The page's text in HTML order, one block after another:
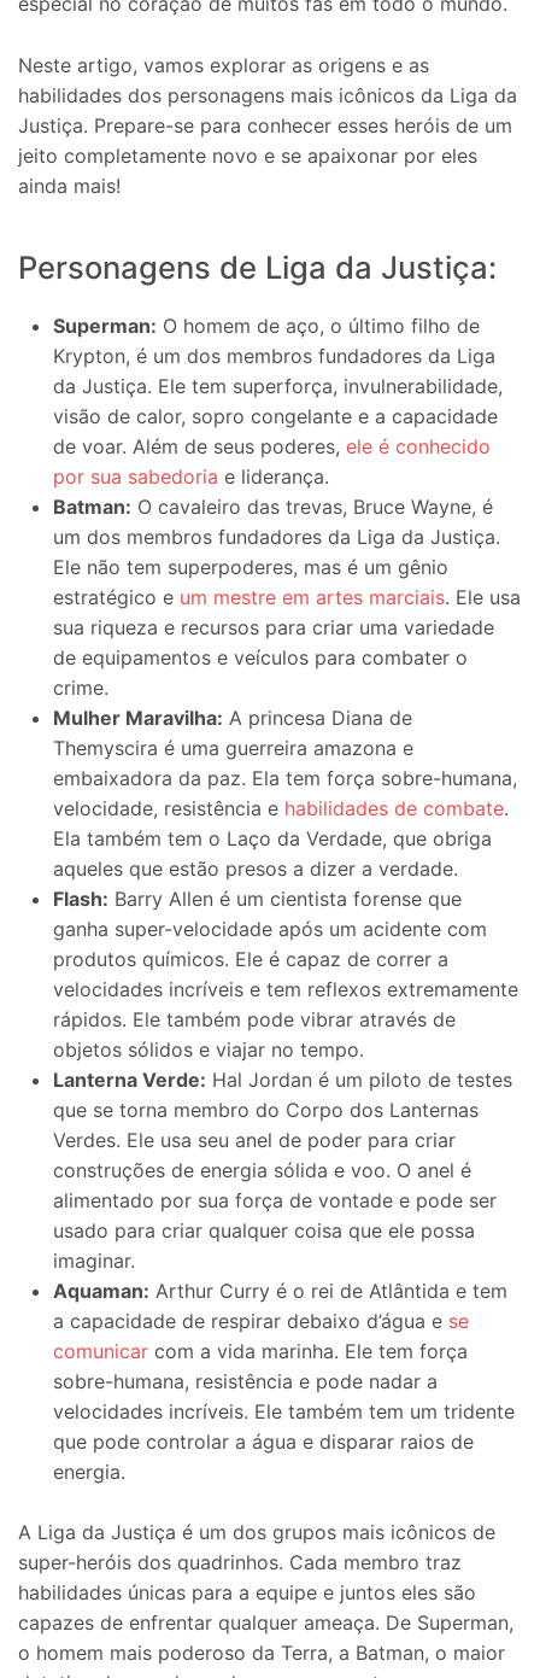
Neste artigo, vamos explorar as origens e as
habilidades dos personagens mais icônicos da Liga da
Justiça. Prepare-se para conhecer esses heróis de um
jeito completamente novo e se apaixonar por eles
ainda mais!
Personagens de Liga da Justiça:
Superman: O homem de aço, o último filho de
Krypton, é um dos membros fundadores da Liga
da Justiça. Ele tem superforça, invulnerabilidade,
visão de calor, sopro congelante e a capacidade
de voar. Além de seus poderes, ele é conhecido
por sua sabedoria e liderança.
Batman: O cavaleiro das trevas, Bruce Wayne, é
um dos membros fundadores da Liga da Justiça.
Ele não tem superpoderes, mas é um gênio
estratégico e um mestre em artes marciais. Ele usa
sua riqueza e recursos para criar uma variedade
de equipamentos e veículos para combater o
crime.
Mulher Maravilha: A princesa Diana de
Themyscira é uma guerreira amazona e
embaixadora da paz. Ela tem força sobre-humana,
velocidade, resistência e habilidades de combate.
Ela também tem o Laço da Verdade, que obriga
aqueles que estão presos a dizer a verdade.
Flash: Barry Allen é um cientista forense que
ganha super-velocidade após um acidente com
produtos químicos. Ele é capaz de correr a
velocidades incríveis e tem reflexos extremamente
rápidos. Ele também pode vibrar através de
objetos sólidos e viajar no tempo.
Lanterna Verde: Hal Jordan é um piloto de testes
que se torna membro do Corpo dos Lanternas
Verdes. Ele usa seu anel de poder para criar
construções de energia sólida e voo. O anel é
alimentado por sua força de vontade e pode ser
usado para criar qualquer coisa que ele possa
imaginar.
Aquaman: Arthur Curry é o rei de Atlântida e tem
a capacidade de respirar debaixo d’água e se
comunicarcom a vida marinha. Ele tem força
sobre-humana, resistência e pode nadar a
velocidades incríveis. Ele também tem um tridente
que pode controlar a água e disparar raios de
energia.
A Liga da Justiça é um dos grupos mais icônicos de
super-heróis dos quadrinhos. Cada membro traz
habilidades únicas para a equipe e juntos eles são
capazes de enfrentar qualquer ameaça. De Superman,
o homem mais poderoso da Terra, a Batman, o maior